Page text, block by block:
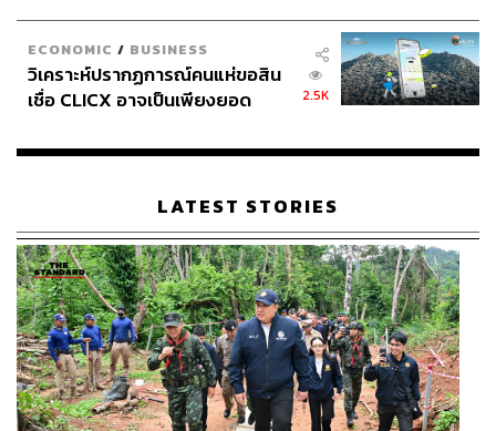
ECONOMIC / BUSINESS
วิเคราะห์ปรากฏการณ์คนแห่ขอสิน
เชื่อ CLICX อาจเป็นเพียงยอด
เรือนไทยที่ถูกซุกไว้
2.5K
LATEST STORIES